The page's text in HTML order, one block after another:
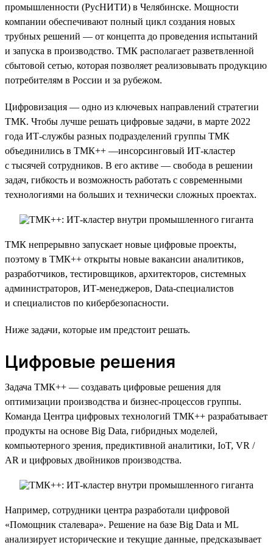
промышленности (РусНИТИ) в Челябинске. Мощности
компании обеспечивают полный цикл создания новых
трубных решений — от концепта до проведения испытаний
и запуска в производство. ТМК располагает разветвленной
сбытовой сетью, которая позволяет реализовывать продукцию
потребителям в России и за рубежом.
Цифровизация — одно из ключевых направлений стратегии
ТМК. Чтобы лучше решать цифровые задачи, в марте 2022
года ИТ-службы разных подразделений группы ТМК
объединились в ТМК++ —инсорсинговый ИТ-кластер
с тысячей сотрудников. В его активе — свобода в решении
задач, гибкость и возможность работать с современными
технологиями на больших и технически сложных проектах.
ТМК непрерывно запускает новые цифровые проекты,
поэтому в ТМК++ открыты новые вакансии аналитиков,
разработчиков, тестировщиков, архитекторов, системных
администраторов, ИТ-менеджеров, Data-специалистов
и специалистов по кибербезопасности.
Ниже задачи, которые им предстоит решать.
Цифровые решения
Задача ТМК++ — создавать цифровые решения для
оптимизации производства и бизнес-процессов группы.
Команда Центра цифровых технологий ТМК++ разрабатывает
продукты на основе Big Data, гибридных моделей,
компьютерного зрения, предиктивной аналитики, IoT, VR /
AR и цифровых двойников производства.
Например, сотрудники центра разработали цифровой
«Помощник сталевара». Решение на базе Big Data и ML
анализирует исторические и текущие данные, предсказывает